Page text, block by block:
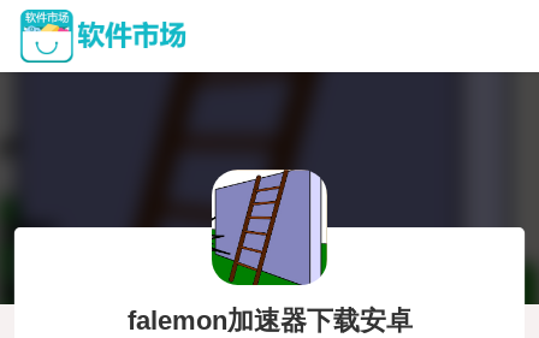
falemon加速器下载安卓